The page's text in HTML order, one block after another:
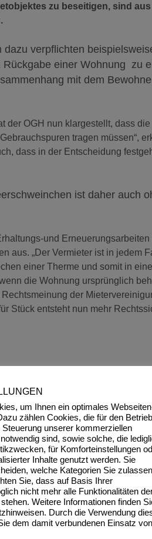
zu beseitigen, sind
verpflichten
einer Wohnung zu
mit dem
der OGH nun klargestellt, dass
tragen müssen“,
dass in der Entscheidung
ist daher auch
und Erneuerungsarbeiten
aus. „Der Vermieter ist in jedem
einer Therme und somit in
die Wohnung ursprünglich
der
Stück entsteht nun mehr
um Ihnen ein optimales
zählen Cookies, die für den Betrieb
Steuerung unserer kommerziellen
sind, sowie solche, die
für Komforteinstellungen
Inhalte genutzt werden. Sie
welche Kategorien Sie zulassen
Sie, dass auf Basis Ihrer
nicht mehr alle Funktionalitäten
Weitere Informationen finden
Durch die Verwendung
dem damit verbundenen Einsatz von